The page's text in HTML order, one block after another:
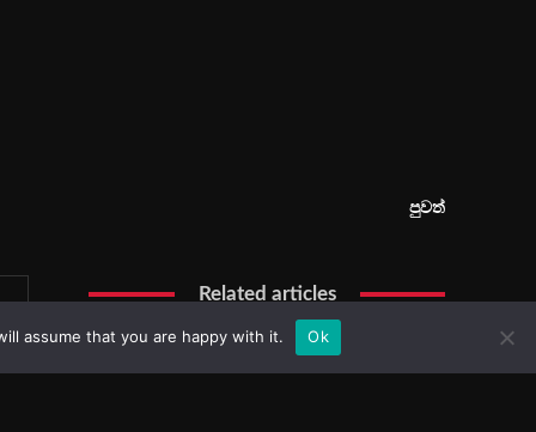
assume that you are happy with it. Ok